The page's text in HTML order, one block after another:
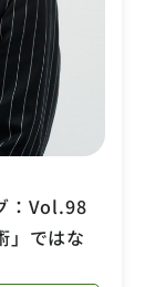
：Vol.98
」ではな